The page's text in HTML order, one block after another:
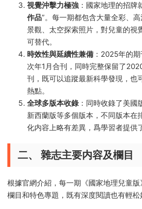
視覺沖擊力極強 ：國家地理的招牌
作品”。每一期都包含大量全彩、
景觀、太空探索照片，對兒童的視
可替代。
時效性與延續性兼備 ：2025年的
次年1月合刊，同時完整保留了
刊，既可以追蹤最新科學發現，也
熱點。
全球多版本收錄：同時收錄了美國
新西蘭版等多個版本，不同版本在
化内容上略有差異，爲學習者提供
二、 雜志主要内容及欄目
根據官網介紹，每一期《國家地理兒童
欄目和特色專題，既有深度閱讀也有輕松